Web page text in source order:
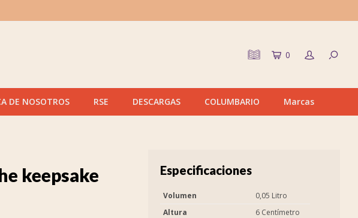
0
DE NOSOTROS RSE DESCARGAS COLUMBARIO Marcas
keepsake
Especificaciones
Volumen
0,05 Litro
Altura
6 Centímetro